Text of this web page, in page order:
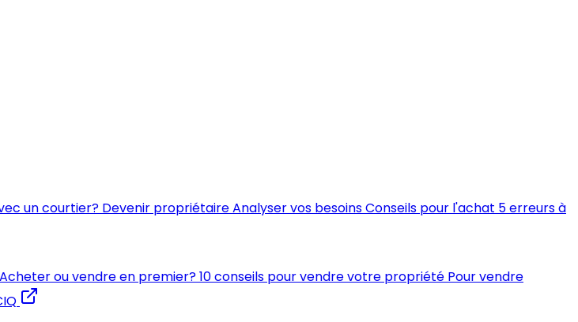
un courtier? Devenir propriétaireAnalyser vos besoinsConseils pour l'achat 5 erreurs à
Acheter ou vendre en premier?10 conseils pour vendre votre propriété Pour vendre